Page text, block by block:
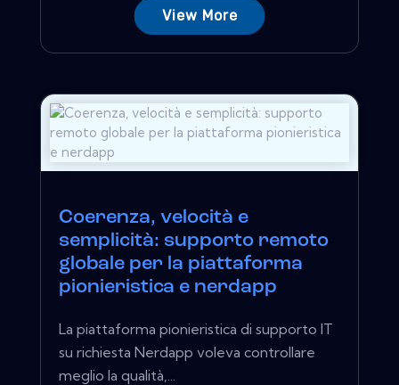
View More
Coerenza, velocità e
semplicità: supporto remoto
globale per la piattaforma
pionieristica e nerdapp
La piattaforma pionieristica di supporto IT
su richiesta Nerdapp voleva controllare
meglio la qualità,...